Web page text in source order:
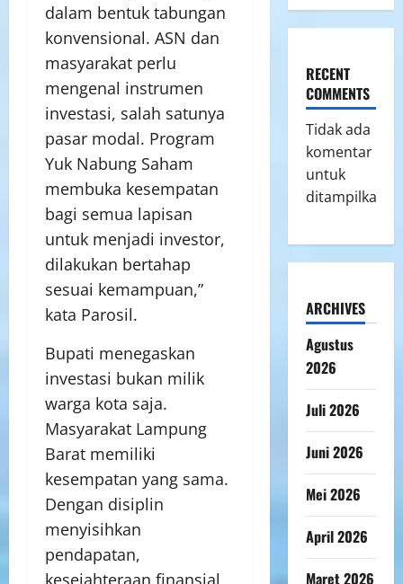
dalam bentuk tabungan
konvensional. ASN dan
masyarakat perlu
mengenal instrumen
investasi, salah satunya
pasar modal. Program
Yuk Nabung Saham
membuka kesempatan
bagi semua lapisan
untuk menjadi investor,
dilakukan bertahap
sesuai kemampuan,”
kata Parosil.
Bupati menegaskan
investasi bukan milik
warga kota saja.
Masyarakat Lampung
Barat memiliki
kesempatan yang sama.
Dengan disiplin
menyisihkan
pendapatan,
RECENT
COMMENTS
Tidak ada
komentar
untuk
ditampilkan.
ARCHIVES
Agustus
2026
Juli 2026
Juni 2026
Mei 2026
April 2026
Maret 2026